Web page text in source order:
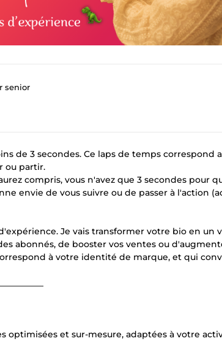
senior
de 3 secondes. Ce laps de temps correspond
ou partir.
compris, vous n'avez que 3 secondes pour
envie de vous suivre ou de passer à l'action
Je vais transformer votre bio en un
abonnés, de booster vos ventes ou
à votre identité de marque, et qui
et sur-mesure, adaptées à votre